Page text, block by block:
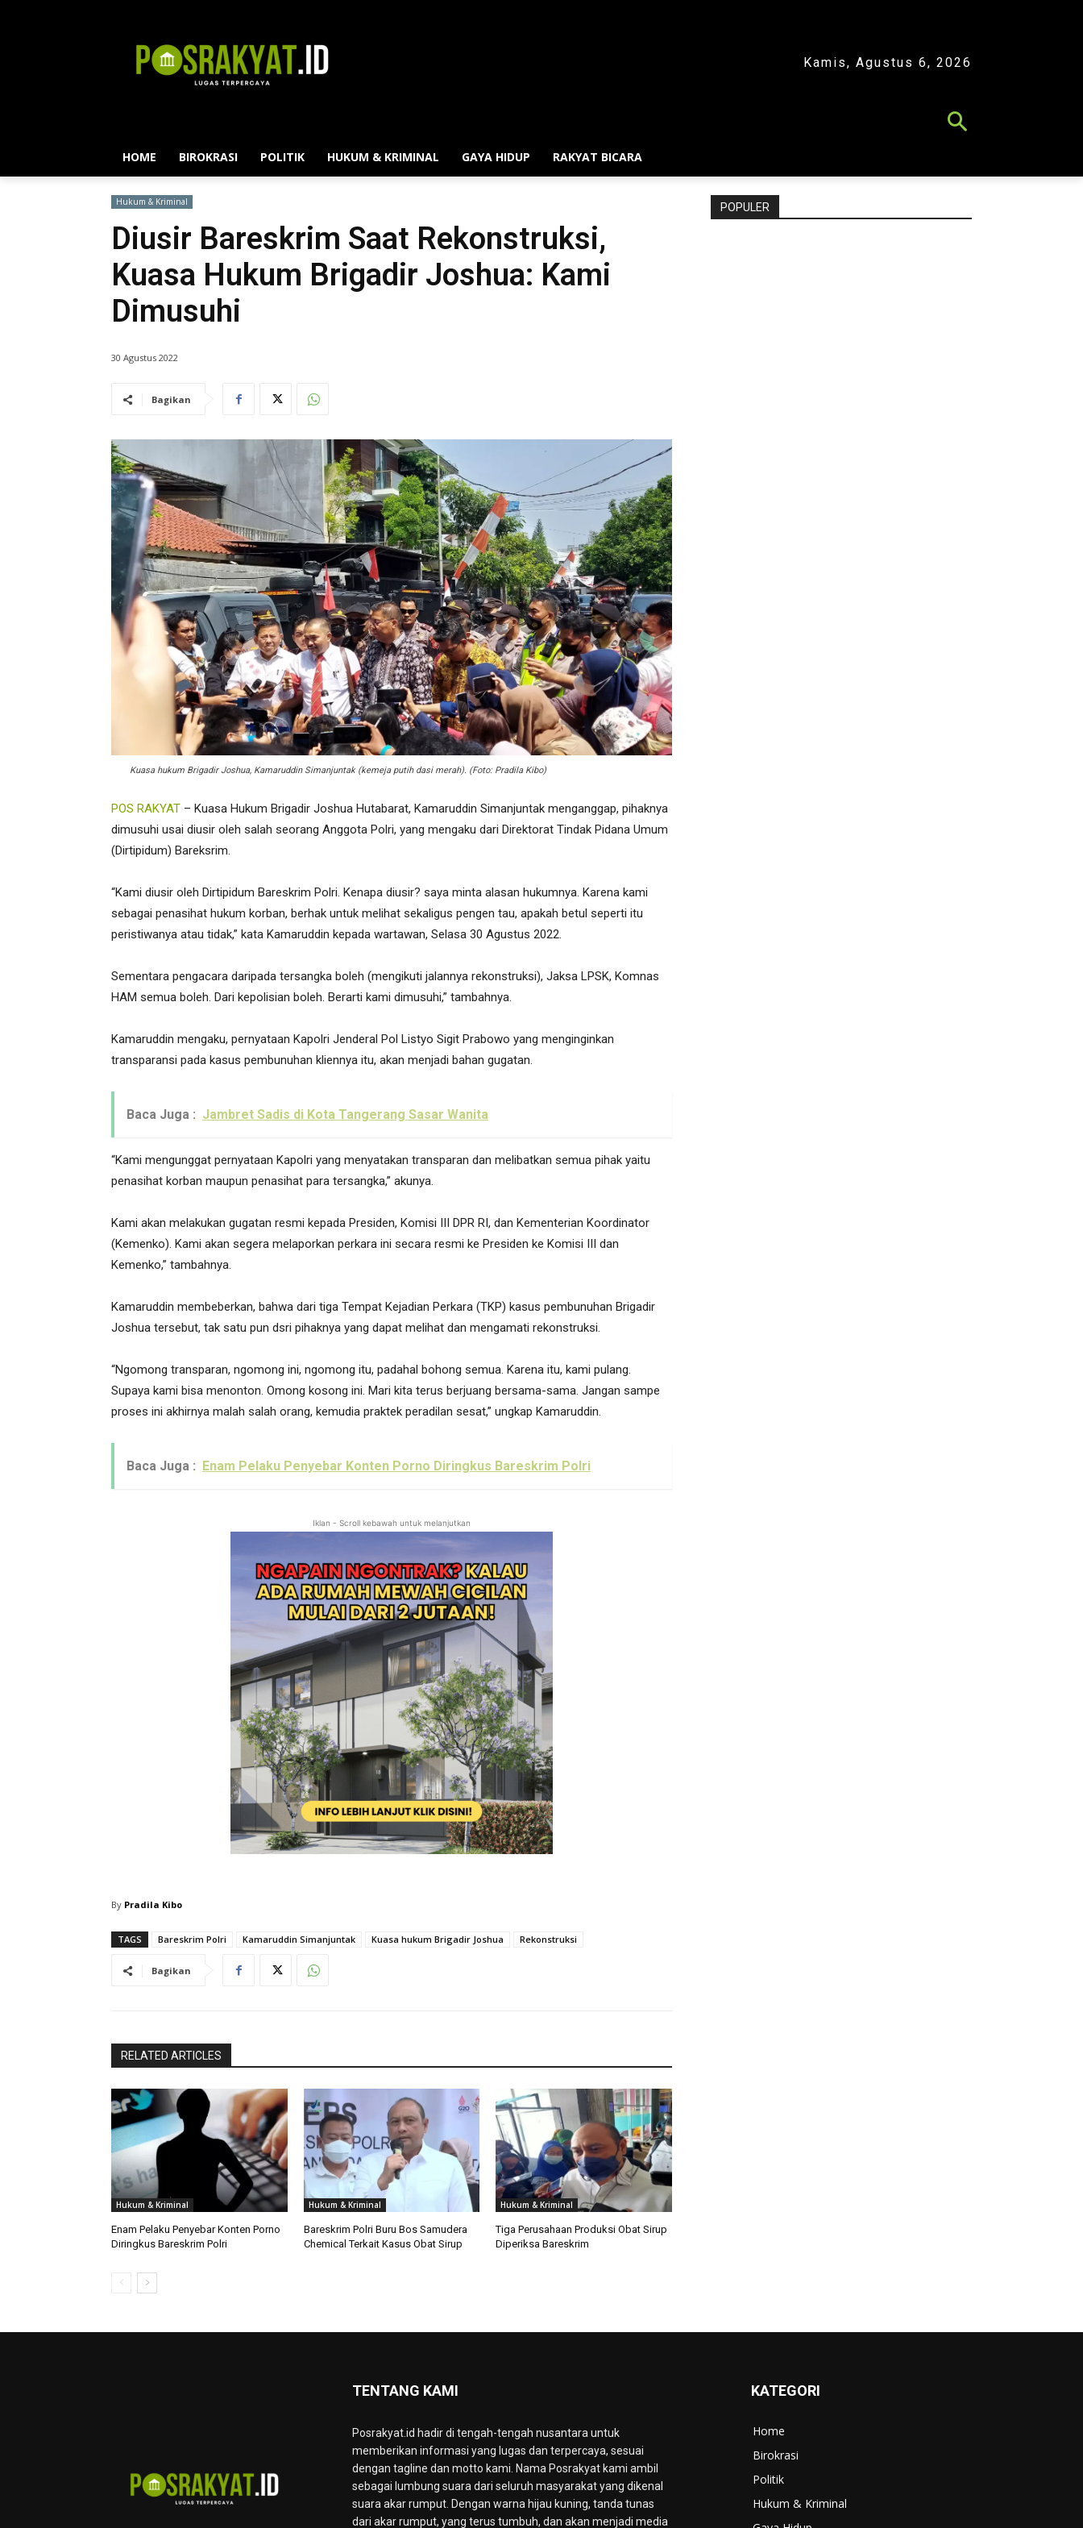
Kamis, Agustus 6, 2026
HOME BIROKRASI POLITIK HUKUM & KRIMINAL GAYA HIDUP RAKYAT BICARA
Hukum & Kriminal
Diusir Bareskrim Saat Rekonstruksi,
Kuasa Hukum Brigadir Joshua: Kami
Dimusuhi
30 Agustus 2022
Bagikan
Kuasa hukum Brigadir Joshua, Kamaruddin Simanjuntak (kemeja putih dasi merah). (Foto: Pradila Kibo)
POS RAKYAT – Kuasa Hukum Brigadir Joshua Hutabarat, Kamaruddin Simanjuntak menganggap, pihaknya
dimusuhi usai diusir oleh salah seorang Anggota Polri, yang mengaku dari Direktorat Tindak Pidana Umum
(Dirtipidum) Bareksrim.
“Kami diusir oleh Dirtipidum Bareskrim Polri. Kenapa diusir? saya minta alasan hukumnya. Karena kami
sebagai penasihat hukum korban, berhak untuk melihat sekaligus pengen tau, apakah betul seperti itu
peristiwanya atau tidak,” kata Kamaruddin kepada wartawan, Selasa 30 Agustus 2022.
Sementara pengacara daripada tersangka boleh (mengikuti jalannya rekonstruksi), Jaksa LPSK, Komnas
HAM semua boleh. Dari kepolisian boleh. Berarti kami dimusuhi,” tambahnya.
Kamaruddin mengaku, pernyataan Kapolri Jenderal Pol Listyo Sigit Prabowo yang menginginkan
transparansi pada kasus pembunuhan kliennya itu, akan menjadi bahan gugatan.
Baca Juga : Jambret Sadis di Kota Tangerang Sasar Wanita
“Kami mengunggat pernyataan Kapolri yang menyatakan transparan dan melibatkan semua pihak yaitu
penasihat korban maupun penasihat para tersangka,” akunya.
Kami akan melakukan gugatan resmi kepada Presiden, Komisi III DPR RI, dan Kementerian Koordinator
(Kemenko). Kami akan segera melaporkan perkara ini secara resmi ke Presiden ke Komisi III dan
Kemenko,” tambahnya.
Kamaruddin membeberkan, bahwa dari tiga Tempat Kejadian Perkara (TKP) kasus pembunuhan Brigadir
Joshua tersebut, tak satu pun dsri pihaknya yang dapat melihat dan mengamati rekonstruksi.
“Ngomong transparan, ngomong ini, ngomong itu, padahal bohong semua. Karena itu, kami pulang.
Supaya kami bisa menonton. Omong kosong ini. Mari kita terus berjuang bersama-sama. Jangan sampe
proses ini akhirnya malah salah orang, kemudia praktek peradilan sesat,” ungkap Kamaruddin.
Baca Juga : Enam Pelaku Penyebar Konten Porno Diringkus Bareskrim Polri
Iklan - Scroll kebawah untuk melanjutkan
By Pradila Kibo
TAGS Bareskrim Polri Kamaruddin Simanjuntak Kuasa hukum Brigadir Joshua Rekonstruksi
Bagikan
RELATED ARTICLES
Hukum & Kriminal
Enam Pelaku Penyebar Konten Porno
Diringkus Bareskrim Polri
Hukum & Kriminal
Bareskrim Polri Buru Bos Samudera
Chemical Terkait Kasus Obat Sirup
Hukum & Kriminal
Tiga Perusahaan Produksi Obat Sirup
Diperiksa Bareskrim
POPULER
TENTANG KAMI
Posrakyat.id hadir di tengah-tengah nusantara untuk
memberikan informasi yang lugas dan terpercaya, sesuai
dengan tagline dan motto kami. Nama Posrakyat kami ambil
sebagai lumbung suara dari seluruh masyarakat yang dikenal
suara akar rumput. Dengan warna hijau kuning, tanda tunas
dari akar rumput, yang terus tumbuh, dan akan menjadi media
KATEGORI
Home
Birokrasi
Politik
Hukum & Kriminal